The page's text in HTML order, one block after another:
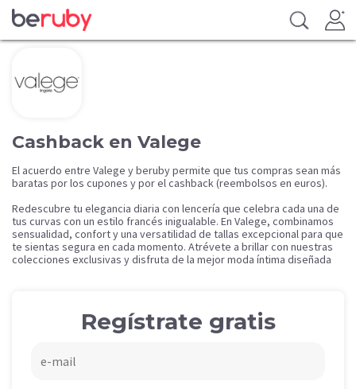
Cashback en Valege
El acuerdo entre Valege y beruby permite que tus compras sean más
baratas por los cupones y por el cashback (reembolsos en euros).
Redescubre tu elegancia diaria con lencería que celebra cada una de
tus curvas con un estilo francés inigualable. En Valege, combinamos
sensualidad, confort y una versatilidad de tallas excepcional para que
te sientas segura en cada momento. Atrévete a brillar con nuestras
colecciones exclusivas y disfruta de la mejor moda íntima diseñada
Regístrate gratis